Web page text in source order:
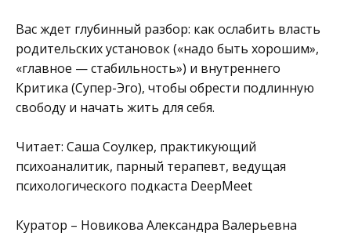
Вас ждет глубинный разбор: как ослабить власть
родительских установок («надо быть хорошим»,
«главное — стабильность») и внутреннего
Критика (Супер-Эго), чтобы обрести подлинную
свободу и начать жить для себя.
Читает: Саша Соулкер, практикующий
психоаналитик, парный терапевт, ведущая
психологического подкаста DeepMeet
Куратор – Новикова Александра Валерьевна